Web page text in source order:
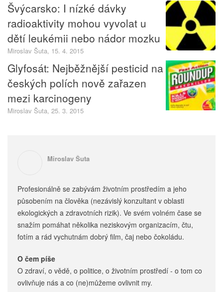
Švýcarsko: I nízké dávky
radioaktivity mohou vyvolat u
dětí leukémii nebo nádor mozku
Miroslav Šuta, 15. 4. 2015
Glyfosát: Nejběžnější pesticid na
českých polích nově zařazen
mezi karcinogeny
Miroslav Šuta, 25. 3. 2015
Miroslav Šuta
Profesionálně se zabývám životním prostředím a jeho
působením na člověka (nezávislý konzultant v oblasti
ekologických a zdravotních rizik). Ve svém volném čase se
snažím pomáhat několika neziskovým organizacím, čtu,
fotím a rád vychutnám dobrý film, čaj nebo čokoládu.
O čem píše
O zdraví, o vědě, o politice, o životním prostředí - o tom co
ovlivňuje nás a co (ne)můžeme ovlivnit my.